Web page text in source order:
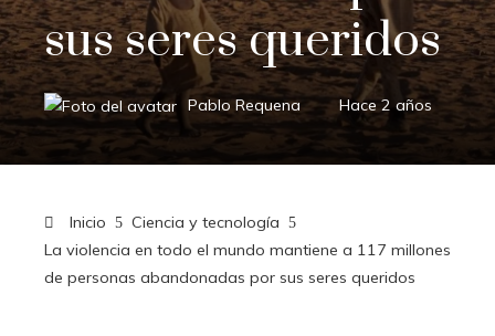
sus seres queridos
Pablo Requena Hace 2 años
Inicio
Ciencia y tecnología
La violencia en todo el mundo mantiene a 117 millones
de personas abandonadas por sus seres queridos